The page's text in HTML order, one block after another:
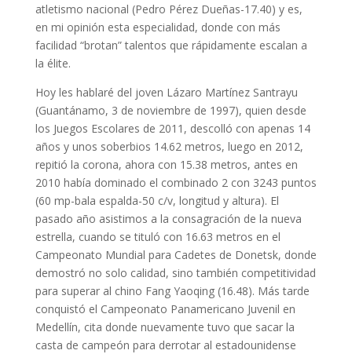
atletismo nacional (Pedro Pérez Dueñas-17.40) y es,
en mi opinión esta especialidad, donde con más
facilidad “brotan” talentos que rápidamente escalan a
la élite.
Hoy les hablaré del joven Lázaro Martínez Santrayu
(Guantánamo, 3 de noviembre de 1997), quien desde
los Juegos Escolares de 2011, descolló con apenas 14
años y unos soberbios 14.62 metros, luego en 2012,
repitió la corona, ahora con 15.38 metros, antes en
2010 había dominado el combinado 2 con 3243 puntos
(60 mp-bala espalda-50 c/v, longitud y altura). El
pasado año asistimos a la consagración de la nueva
estrella, cuando se tituló con 16.63 metros en el
Campeonato Mundial para Cadetes de Donetsk, donde
demostró no solo calidad, sino también competitividad
para superar al chino Fang Yaoqing (16.48). Más tarde
conquistó el Campeonato Panamericano Juvenil en
Medellín, cita donde nuevamente tuvo que sacar la
casta de campeón para derrotar al estadounidense